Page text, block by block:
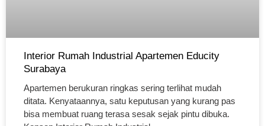
Interior Rumah Industrial Apartemen Educity
Surabaya
Apartemen berukuran ringkas sering terlihat mudah
ditata. Kenyataannya, satu keputusan yang kurang pas
bisa membuat ruang terasa sesak sejak pintu dibuka.